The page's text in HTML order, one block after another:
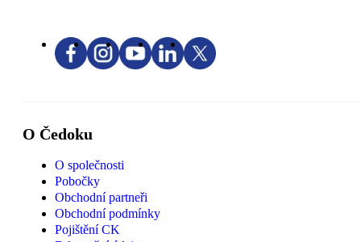
O Čedoku
O společnosti
Pobočky
Obchodní partneři
Obchodní podmínky
Pojištění CK